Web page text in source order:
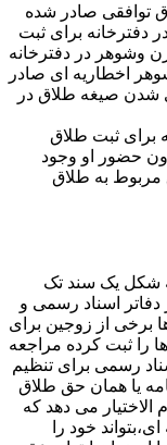
توافقی صادر شده
برای ثبت
وشوهر در دفترخانه
اخطاریه ای صادر
شدن صیغه طلاق در
برای ثبت طلاق
حضور او وجود
مربوط به طلاق
شکل یک سند تک
اسناد رسمی و
برخی از زوجین برای
را ثبت کرده مراجعه
رسمی برای تنظیم
یا همان حق طلاق
الاختیار می دهد که
خود را